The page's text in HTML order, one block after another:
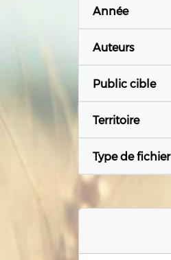
Année
Auteurs
Public cible
Territoire
Type de fichier